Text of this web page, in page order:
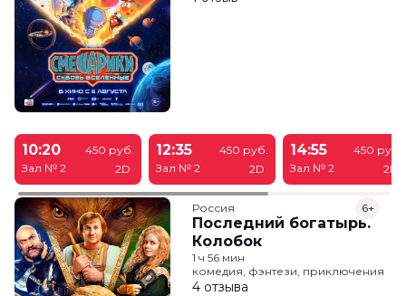
10:20
Зал № 2
450 руб.
2D
12:35
Зал № 2
450 руб.
2D
14:55
Зал № 2
450 руб.
2D
Россия
Последний богатырь.
Колобок
6+
1 ч 56 мин
комедия, фэнтези, приключения
4 отзыва